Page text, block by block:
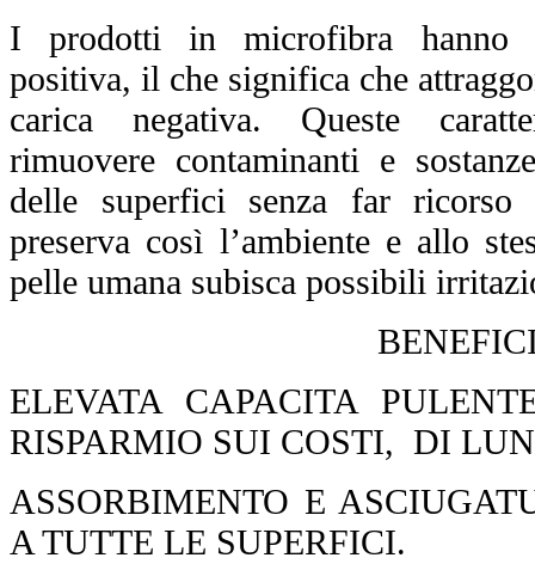
I prodotti in microfibra
positiva, il che significa che
carica negativa. Queste
rimuovere contaminanti e
delle superfici senza far ricorso
preserva così l’ambiente e allo
pelle umana subisca possibili
ELEVATA CAPACITA
RISPARMIO SUI COSTI, DI
ASSORBIMENTO E
A TUTTE LE SUPERFICI.